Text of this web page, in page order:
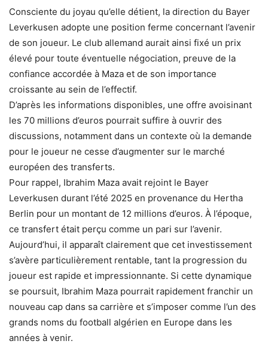
Consciente du joyau qu’elle détient, la direction du Bayer
Leverkusen adopte une position ferme concernant l’avenir
de son joueur. Le club allemand aurait ainsi fixé un prix
élevé pour toute éventuelle négociation, preuve de la
confiance accordée à Maza et de son importance
croissante au sein de l’effectif.
D’après les informations disponibles, une offre avoisinant
les 70 millions d’euros pourrait suffire à ouvrir des
discussions, notamment dans un contexte où la demande
pour le joueur ne cesse d’augmenter sur le marché
européen des transferts.
Pour rappel, Ibrahim Maza avait rejoint le Bayer
Leverkusen durant l’été 2025 en provenance du Hertha
Berlin pour un montant de 12 millions d’euros. À l’époque,
ce transfert était perçu comme un pari sur l’avenir.
Aujourd’hui, il apparaît clairement que cet investissement
s’avère particulièrement rentable, tant la progression du
joueur est rapide et impressionnante. Si cette dynamique
se poursuit, Ibrahim Maza pourrait rapidement franchir un
nouveau cap dans sa carrière et s’imposer comme l’un des
grands noms du football algérien en Europe dans les
années à venir.